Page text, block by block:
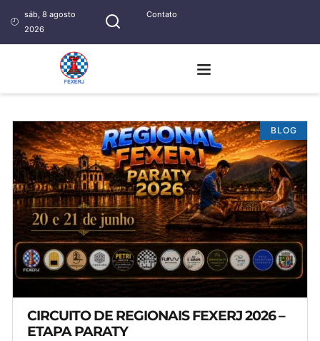
sáb, 8 agosto
2026
Contato
BLOG
CIRCUITO DE REGIONAIS FEXERJ 2026 –
ETAPA PARATY